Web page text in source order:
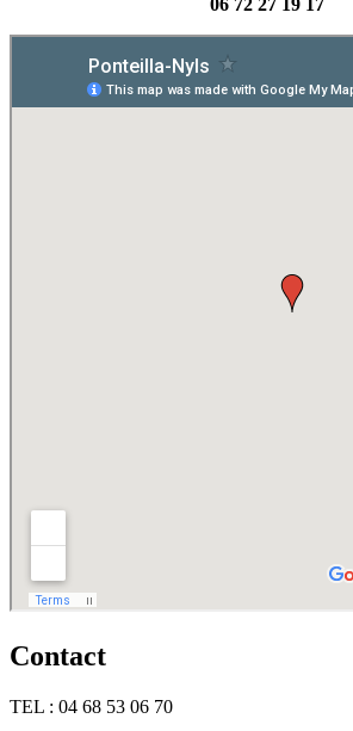
Contact
TEL : 04 68 53 06 70